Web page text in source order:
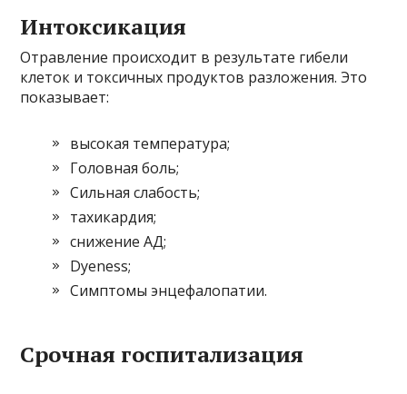
Интоксикация
Отравление происходит в результате гибели
клеток и токсичных продуктов разложения. Это
показывает:
высокая температура;
Головная боль;
Сильная слабость;
тахикардия;
снижение АД;
Dyeness;
Симптомы энцефалопатии.
Срочная госпитализация